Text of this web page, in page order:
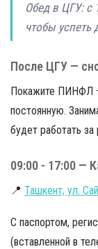
Обед в ЦГУ: с
чтобы успеть
После ЦГУ —
Покажите ПИНФЛ
постоянную.
будет работать
09:00 - 17:00 —
📍 Ташкент, ул.
С паспортом,
(вставленной в